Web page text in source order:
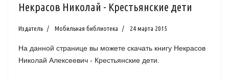
Некрасов Николай - Крестьянские дети
Издатель Мобильная библиотека 24 марта 2015
На данной странице вы можете скачать книгу Некрасов
Николай Алексеевич - Крестьянские дети.